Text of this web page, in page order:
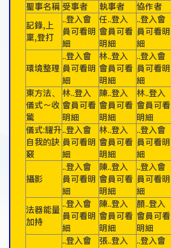
聖事名稱 受事者 執事者 協作者
記錄,上
稟,登打
..登入會
員可看明
細
任..登入
會員可看
明細
..登入會
員可看明
細
環境整理
..登入會
員可看明
細
林..登入
會員可看
明細
..登入會
員可看明
細
東方法、
儀式～收
驚
林..登入
會員可看
明細
陳..登入
會員可看
明細
林..登入
會員可看
明細
儀式:耀升
自我的訣
竅
..登入會
員可看明
細
林..登入
會員可看
明細
..登入會
員可看明
細
攝影
..登入會
員可看明
細
陳..登入
會員可看
明細
..登入會
員可看明
細
法器能量
加持
..登入會
員可看明
細
陳..登入
會員可看
明細
顏..登入
會員可看
明細
..登入會
張..登入
..登入會